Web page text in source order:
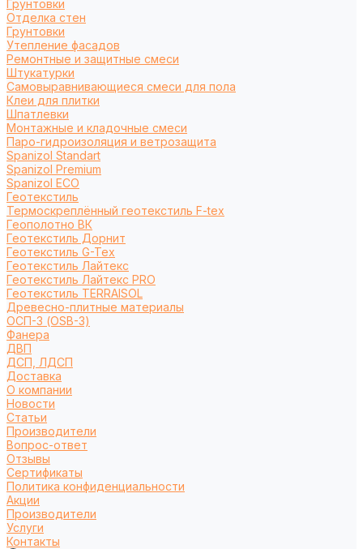
Грунтовки
Отделка стен
Грунтовки
Утепление фасадов
Ремонтные и защитные смеси
Штукатурки
Самовыравнивающиеся смеси для пола
Клеи для плитки
Шпатлевки
Монтажные и кладочные смеси
Паро-гидроизоляция и ветрозащита
Spanizol Standart
Spanizol Premium
Spanizol ECO
Геотекстиль
Термоскреплённый геотекстиль F-tex
Геополотно ВК
Геотекстиль Дорнит
Геотекстиль G-Tex
Геотекстиль Лайтекс
Геотекстиль Лайтекс PRO
Геотекстиль TERRAISOL
Древесно-плитные материалы
ОСП-3 (OSB-3)
Фанера
ДВП
ДСП, ЛДСП
Доставка
О компании
Новости
Статьи
Производители
Вопрос-ответ
Отзывы
Сертификаты
Политика конфиденциальности
Акции
Производители
Услуги
Контакты